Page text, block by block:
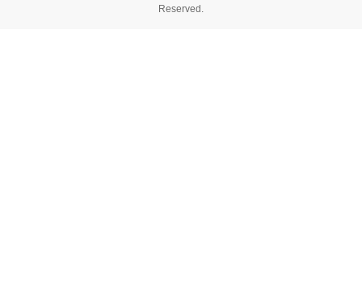
Reserved.